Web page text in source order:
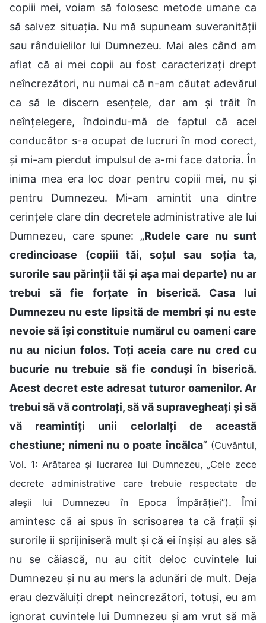
copiii mei, voiam să folosesc metode umane ca
să salvez situația. Nu mă supuneam suveranității
sau rânduielilor lui Dumnezeu. Mai ales când am
aflat că ai mei copii au fost caracterizați drept
neîncrezători, nu numai că n-am căutat adevărul
ca să le discern esențele, dar am și trăit în
neînțelegere, îndoindu-mă de faptul că acel
conducător s-a ocupat de lucruri în mod corect,
și mi-am pierdut impulsul de a-mi face datoria. În
inima mea era loc doar pentru copiii mei, nu și
pentru Dumnezeu. Mi-am amintit una dintre
cerințele clare din decretele administrative ale lui
Dumnezeu, care spune: „Rudele care nu sunt
credincioase (copiii tăi, soțul sau soția ta,
surorile sau părinții tăi și așa mai departe) nu ar
trebui să fie forțate în biserică. Casa lui
Dumnezeu nu este lipsită de membri și nu este
nevoie să își constituie numărul cu oameni care
nu au niciun folos. Toți aceia care nu cred cu
bucurie nu trebuie să fie conduși în biserică.
Acest decret este adresat tuturor oamenilor. Ar
trebui să vă controlați, să vă supravegheați și să
vă reamintiți unii celorlalți de această
chestiune; nimeni nu o poate încălca” (Cuvântul,
Vol. 1: Arătarea și lucrarea lui Dumnezeu, „Cele zece
decrete administrative care trebuie respectate de
aleșii lui Dumnezeu în Epoca Împărăției”). Îmi
amintesc că ai spus în scrisoarea ta că frații și
surorile îi sprijiniseră mult și că ei înșiși au ales să
nu se căiască, nu au citit deloc cuvintele lui
Dumnezeu și nu au mers la adunări de mult. Deja
erau dezvăluiți drept neîncrezători, totuși, eu am
ignorat cuvintele lui Dumnezeu și am vrut să mă